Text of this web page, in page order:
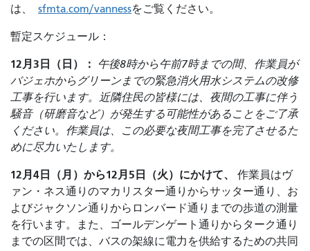
は、 sfmta.com/vannessをご覧ください。
暫定スケジュール：
12月3日（日）：
午後8時から午前7時までの間、作業員が
バジェホからグリーンまでの緊急消火用水システムの改修
工事を行います。近隣住民の皆様には、夜間の工事に伴う
騒音（研磨音など）が発生する可能性があることをご了承
ください。作業員は、この必要な夜間工事を完了させるた
めに尽力いたします。
12月4日（月）から12月5日（火）にかけて、
作業員はヴ
ァン・ネス通りのマカリスター通りからサッター通り、お
よびジャクソン通りからロンバード通りまでの歩道の測量
を行います。また、ゴールデンゲート通りからターク通り
までの区間では、バスの架線に電力を供給するための共同